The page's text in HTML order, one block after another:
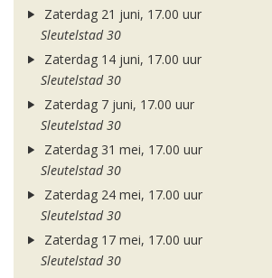
Zaterdag 21 juni, 17.00 uur
Sleutelstad 30
Zaterdag 14 juni, 17.00 uur
Sleutelstad 30
Zaterdag 7 juni, 17.00 uur
Sleutelstad 30
Zaterdag 31 mei, 17.00 uur
Sleutelstad 30
Zaterdag 24 mei, 17.00 uur
Sleutelstad 30
Zaterdag 17 mei, 17.00 uur
Sleutelstad 30